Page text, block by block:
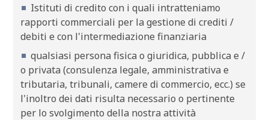
Istituti di credito con i quali intratteniamo
rapporti commerciali per la gestione di crediti /
debiti e con l'intermediazione finanziaria
qualsiasi persona fisica o giuridica, pubblica e /
o privata (consulenza legale, amministrativa e
tributaria, tribunali, camere di commercio, ecc.) se
l'inoltro dei dati risulta necessario o pertinente
per lo svolgimento della nostra attività